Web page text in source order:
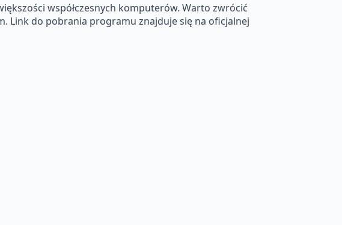
współczesnych komputerów. Warto zwrócić
Link do pobrania programu znajduje się na oficjalnej